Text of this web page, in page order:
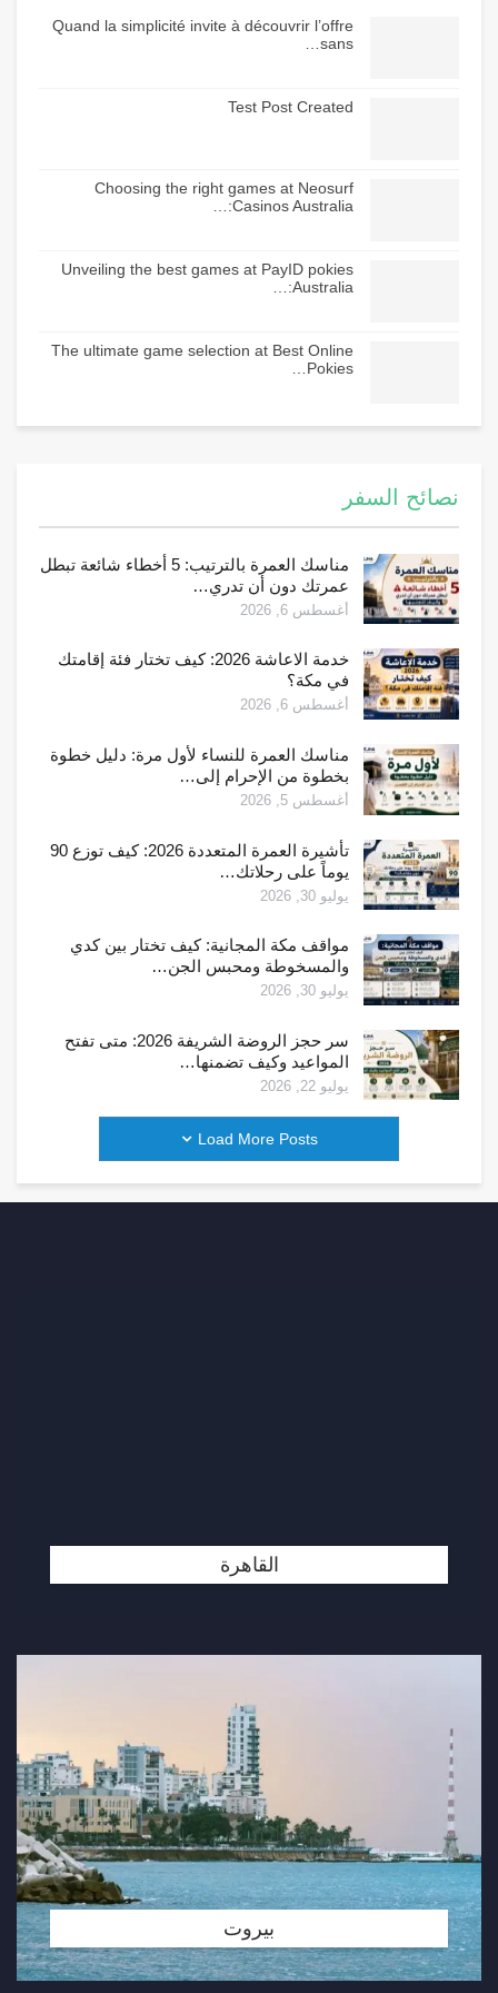
Quand la simplicité invite à découvrir l’offre
sans…
Test Post Created
Choosing the right games at Neosurf
Casinos Australia:…
Unveiling the best games at PayID pokies
Australia:…
The ultimate game selection at Best Online
Pokies…
نصائح السفر
مناسك العمرة بالترتيب: 5 أخطاء شائعة تبطل
عمرتك دون أن تدري…
أغسطس 6, 2026
خدمة الاعاشة 2026: كيف تختار فئة إقامتك
في مكة؟
أغسطس 6, 2026
مناسك العمرة للنساء لأول مرة: دليل خطوة
بخطوة من الإحرام إلى…
أغسطس 5, 2026
تأشيرة العمرة المتعددة 2026: كيف توزع 90
يوماً على رحلاتك…
يوليو 30, 2026
مواقف مكة المجانية: كيف تختار بين كدي
والمسخوطة ومحبس الجن…
يوليو 30, 2026
سر حجز الروضة الشريفة 2026: متى تفتح
المواعيد وكيف تضمنها…
يوليو 22, 2026
Load More Posts
القاهرة
بيروت